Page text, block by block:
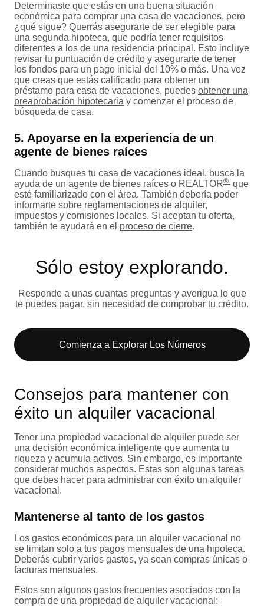
Determinaste que estás en una buena situación
económica para comprar una casa de vacaciones, pero
¿qué sigue? Querrás asegurarte de ser elegible para
una segunda hipoteca, que podría tener requisitos
diferentes a los de una residencia principal. Esto incluye
revisar tu puntuación de crédito y asegurarte de tener
los fondos para un pago inicial del 10% o más. Una vez
que creas que estás calificado para obtener un
préstamo para casa de vacaciones, puedes obtener una
preaprobación hipotecaria y comenzar el proceso de
búsqueda de casa.
5. Apoyarse en la experiencia de un
agente de bienes raíces
Cuando busques tu casa de vacaciones ideal, busca la
ayuda de un agente de bienes raíces o REALTOR® que
esté familiarizado con el área. También debería poder
informarte sobre reglamentaciones de alquiler,
impuestos y comisiones locales. Si aceptan tu oferta,
también te ayudará en el proceso de cierre.
Sólo estoy explorando​.
Responde a unas cuantas preguntas y averigua lo que
te puedes pagar, sin necesidad de comprobar tu crédito.
Comienza a Explorar Los Números​
Consejos para mantener con
éxito un alquiler vacacional
Tener una propiedad vacacional de alquiler puede ser
una decisión económica inteligente que aumenta tu
riqueza y acumula activos. Sin embargo, es importante
considerar muchos aspectos. Estas son algunas tareas
que debes hacer para administrar con éxito un alquiler
vacacional.
Mantenerse al tanto de los gastos
Los gastos económicos para un alquiler vacacional no
se limitan solo a tus pagos mensuales de una hipoteca.
Deberás cubrir varios gastos, ya sean compras únicas o
facturas mensuales.
Estos son algunos gastos frecuentes asociados con la
compra de una propiedad de alquiler vacacional: